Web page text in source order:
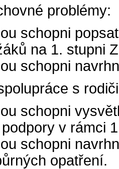
problémy:
schopni
na 1. stupni
schopni
s
schopni
v rámci
schopni
opatření.